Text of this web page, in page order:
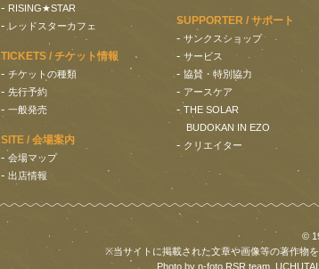
- RISING★STAR
-レッドスターカフェ
TICKETS / チケット情報
-チケットの種類
-先行予約
-一般発売
SITE / 会場案内
-会場マップ
-出店情報
SUPPORTER / サポート
- サンクスショップ
- サービス
- 協賛・特別協力
- アースケア
- THE SOLAR
BUDOKAN IN EZO
- クリエイター
©
※当サイトに掲載された文章や画像等の著作物
Photo by n-foto RSR team,